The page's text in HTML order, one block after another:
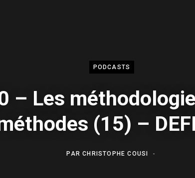
PODCASTS
– Les
(15) –
PARCHRISTOPHE COUSI